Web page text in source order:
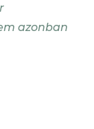
azonban